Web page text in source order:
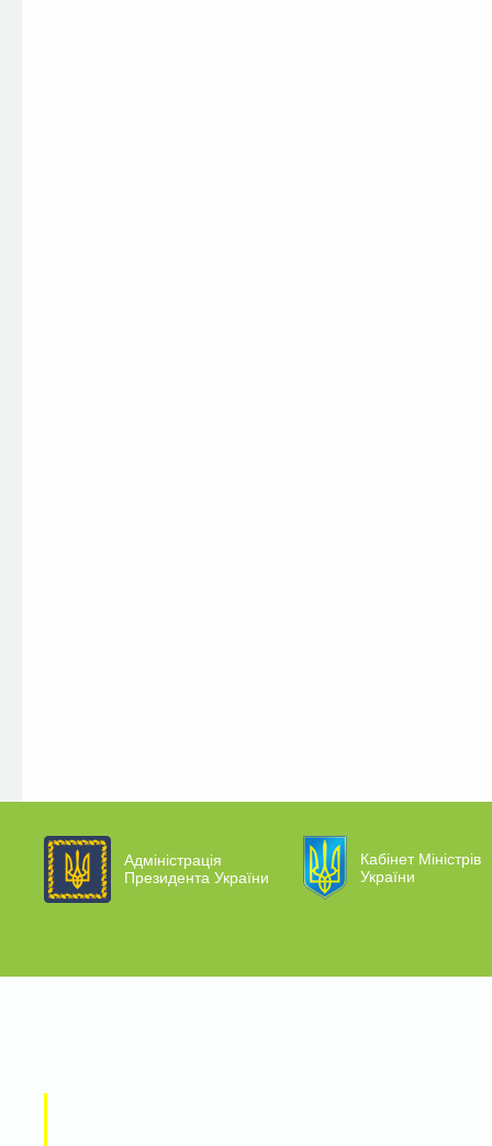
Адміністрація
Президента України
Кабінет Міністрів
України